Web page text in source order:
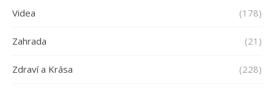
Videa (178)
Zahrada (21)
Zdraví a Krása (228)